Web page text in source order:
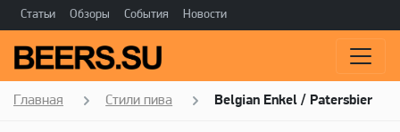
Статьи Обзоры События Новости
Главная Стили пива Belgian Enkel / Patersbier